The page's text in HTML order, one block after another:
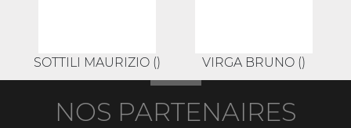
SOTTILI MAURIZIO () VIRGA BRUNO ()
NOS PARTENAIRES